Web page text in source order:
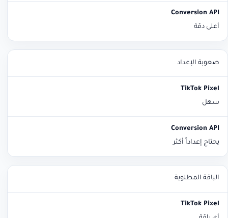
أعلى دقة
صعوبة الإعداد
سهل
يحتاج إعداداً أكثر
الباقة المطلوبة